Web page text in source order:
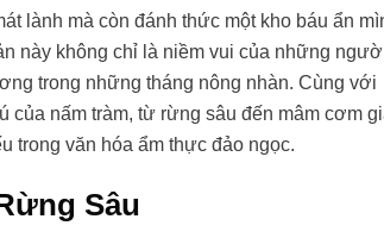
lành mà còn đánh thức một kho báu ẩn
này không chỉ là niềm vui của những
trong những tháng nông nhàn. Cùng với
của nấm tràm, từ rừng sâu đến mâm cơm
trong văn hóa ẩm thực đảo ngọc.
Sâu